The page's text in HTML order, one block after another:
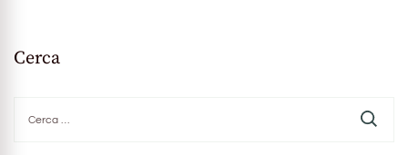
Cerca
per: